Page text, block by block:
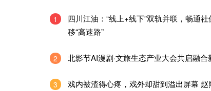
1
四川江油：“线上+线下”双轨并联，畅通社
移“高速路”
2 北影节AI漫剧·文旅生态产业大会共启融合
3
戏内被渣得心疼，戏外却甜到溢出屏幕 赵